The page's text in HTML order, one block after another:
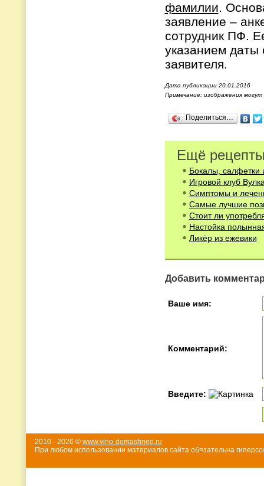
фамилии.
заявление –
сотрудник ПФ.
указанием даты
заявителя.
Дата публикации 20.01.2016
Примечание: изображения
Поделиться…
Ещё
Бокалы, салфетки
Игровой клуб
Симптомы и
Cамые лучшие
Стоит ли
Настойка
Ликёр из ежевики
Добавить
Ваше имя:
Комментарий:
Введите:
2010 - 2026 © www.vino-domashnee.ru
При любом использовании материалов сайта об¤зательна